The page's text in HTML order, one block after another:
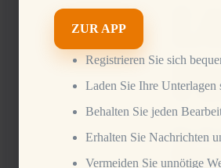
ZUR APP
Registrieren Sie sich
Laden Sie Ihre Unterlagen
Behalten Sie jeden
Erhalten Sie Nachrichten
Vermeiden Sie unnötige
Das